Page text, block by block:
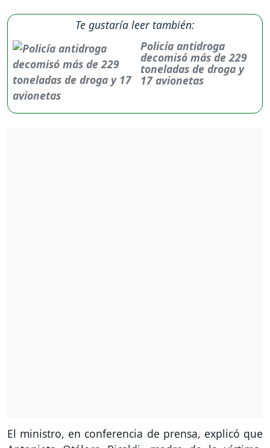
Te gustaría leer también:
Policía antidroga
decomisó más de 229
toneladas de droga y
17 avionetas
El ministro, en conferencia de prensa, explicó que